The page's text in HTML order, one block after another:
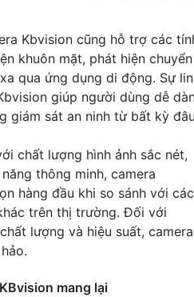
Kbvision cũng hỗ trợ các
khuôn mặt, phát hiện chuyển
qua ứng dụng di động. Sự
giúp người dùng dễ
giám sát an ninh từ bất kỳ
chất lượng hình ảnh sắc nét,
thông minh, camera
hàng đầu khi so sánh với các
trên thị trường. Đối với
lượng và hiệu suất, camera
mang lại